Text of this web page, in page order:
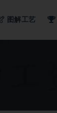
图解工艺